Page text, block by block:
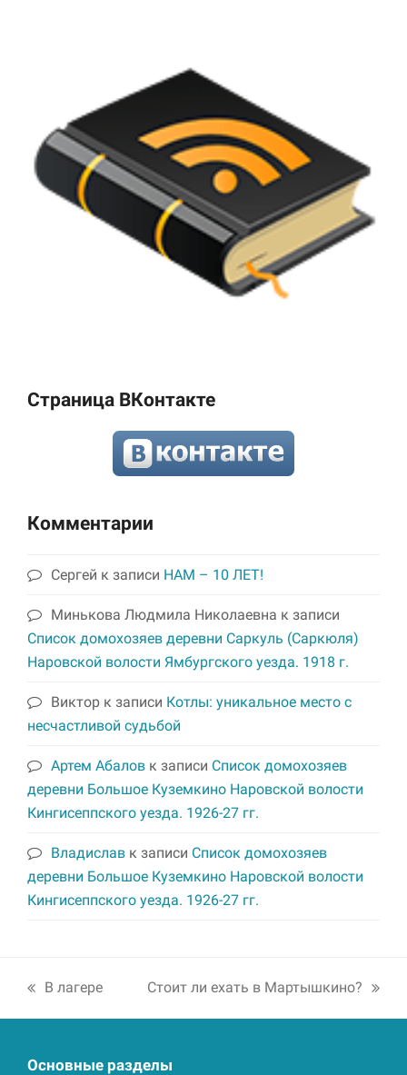
Страница ВКонтакте
Комментарии
Сергей к записи НАМ – 10 ЛЕТ!
Минькова Людмила Николаевна к записи
Список домохозяев деревни Саркуль (Саркюля)
Наровской волости Ямбургского уезда. 1918 г.
Виктор к записи Котлы: уникальное место с
несчастливой судьбой
Артем Абалов к записи Список домохозяев
деревни Большое Куземкино Наровской волости
Кингисеппского уезда. 1926-27 гг.
Владислав к записи Список домохозяев
деревни Большое Куземкино Наровской волости
Кингисеппского уезда. 1926-27 гг.
previous
post:
В лагере
next
post:
Стоит ли ехать в Мартышкино?
Основные разделы